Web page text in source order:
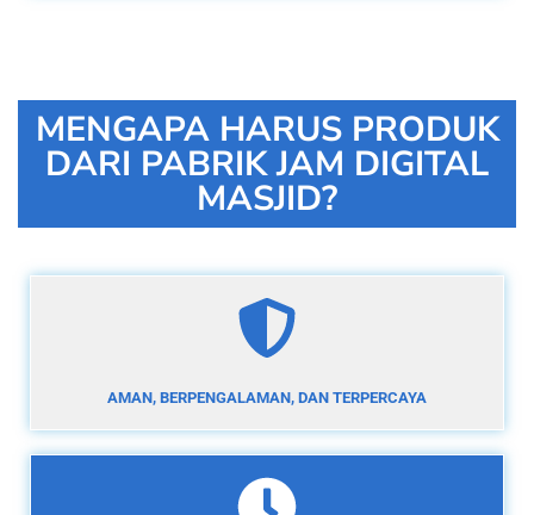
MENGAPA HARUS PRODUK
DARI PABRIK JAM DIGITAL
MASJID?
AMAN, BERPENGALAMAN, DAN TERPERCAYA